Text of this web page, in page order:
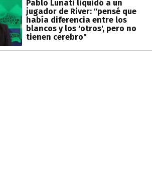
Pablo Lunati liquidó a un
jugador de River: "pensé que
había diferencia entre los
blancos y los 'otros', pero no
tienen cerebro"